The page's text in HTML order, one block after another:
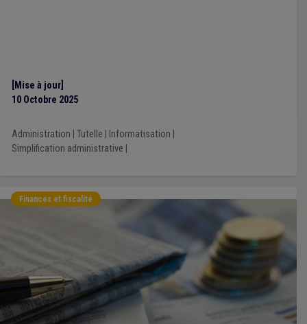
[Mise à jour]
10 Octobre 2025
Administration Tutelle Informatisation
Simplification administrative
Finances et fiscalité